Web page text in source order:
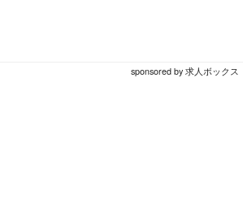
sponsored by 求人ボックス